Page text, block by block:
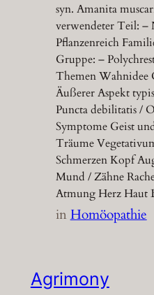
syn. Amanita
verwendeter Teil: –
Pflanzenreich
Gruppe: –
Themen Wahnidee
Äußerer Aspekt
Puncta debilitatis /
Symptome Geist
Träume
Schmerzen Kopf
Mund / Zähne
Atmung Herz Haut
inHomöopathie
Agrimony